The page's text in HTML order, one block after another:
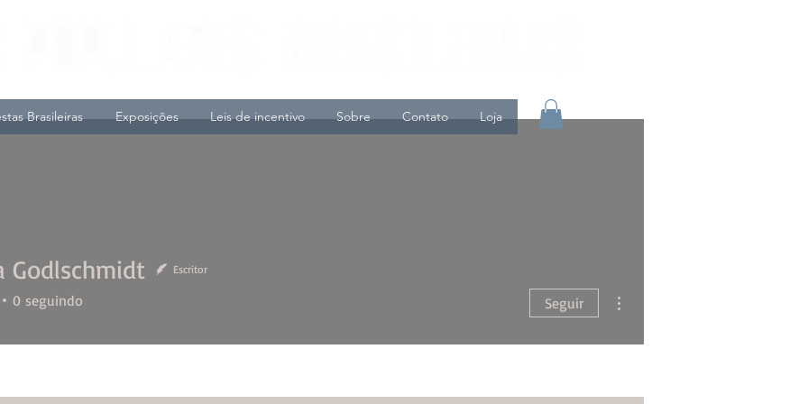
Brasileiras Exposições Leis de incentivo Sobre Contato Loja
Godlschmidt Escritor
0 seguindo Seguir